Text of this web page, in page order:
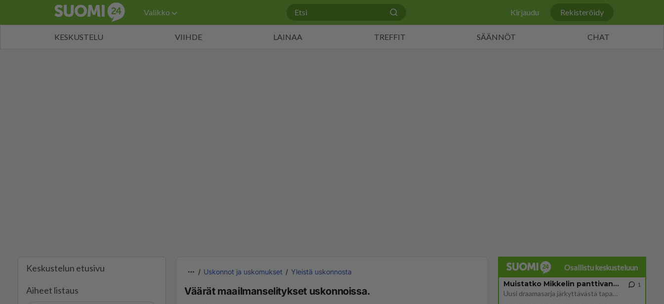
Valikko Kirjaudu Rekisteröidy
KESKUSTELU VIIHDE LAINAA TREFFIT SÄÄNNÖT CHAT
Keskustelun etusivu
Aiheet listaus
Uskonnot ja uskomukset Yleistä uskonnosta
Väärät maailmanselitykset uskonnoissa.
Osallistu keskusteluun
Muistatko Mikkelin panttivankidraaman?
Uusi draamasarja järkyttävästä tapauksesta on tulossa. Tositapahtumiin perustuva sarja ammentaa vuoden 1986 Mikkelin pan
1